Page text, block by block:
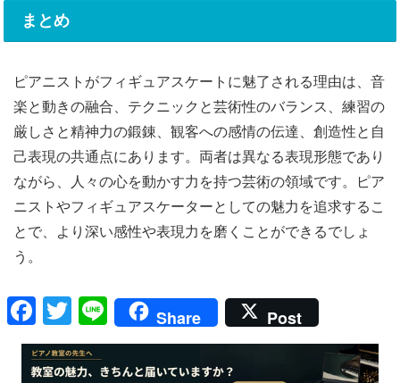
まとめ
ピアニストがフィギュアスケートに魅了される理由は、音
楽と動きの融合、テクニックと芸術性のバランス、練習の
厳しさと精神力の鍛錬、観客への感情の伝達、創造性と自
己表現の共通点にあります。両者は異なる表現形態であり
ながら、人々の心を動かす力を持つ芸術の領域です。ピア
ニストやフィギュアスケーターとしての魅力を追求するこ
とで、より深い感性や表現力を磨くことができるでしょ
う。
F
a
c
T
wi
tt
Li
n
e
Share Post